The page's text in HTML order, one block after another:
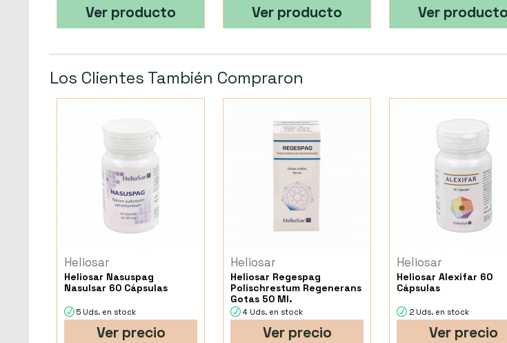
Ver producto Ver producto Ver producto
Los Clientes También Compraron
Heliosar
Heliosar Nasuspag
Nasulsar 60 Cápsulas
5 Uds. en stock
Ver precio
Heliosar
Heliosar Regespag
Polischrestum Regenerans
Gotas 50 Ml.
4 Uds. en stock
Ver precio
Heliosar
Heliosar Alexifar 60
Cápsulas
2 Uds. en stock
Ver precio